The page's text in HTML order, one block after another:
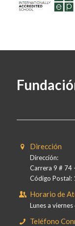
Dirección
Dirección:
Carrera 9 # 74
Código Postal:
Horario de
Lunes a
Teléfono